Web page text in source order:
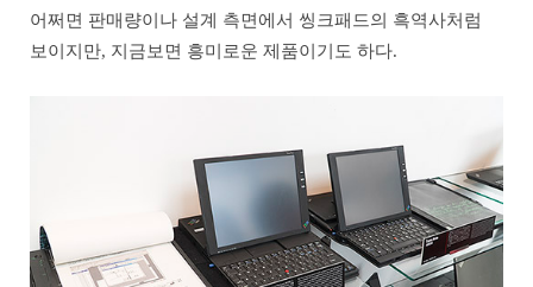
어쩌면 판매량이나 설계 측면에서 씽크패드의 흑역사처럼
보이지만, 지금보면 흥미로운 제품이기도 하다.